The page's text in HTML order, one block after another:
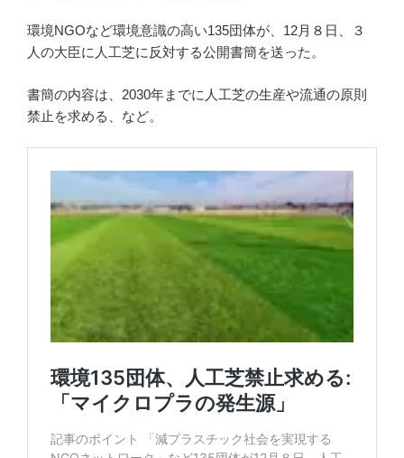
環境NGOなど環境意識の高い135団体が、12月８日、３
人の大臣に人工芝に反対する公開書簡を送った。
書簡の内容は、2030年までに人工芝の生産や流通の原則
禁止を求める、など。